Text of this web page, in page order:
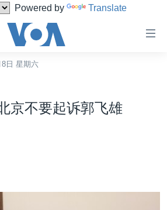
Powered by Translate
日 星期六
京不要起诉郭飞雄